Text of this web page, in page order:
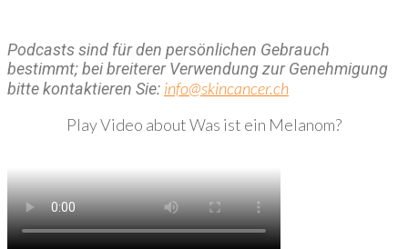
Podcasts sind für den persönlichen Gebrauch
bestimmt; bei breiterer Verwendung zur Genehmigung
bitte kontaktieren Sie: info@skincancer.ch
Play Video about Was ist ein Melanom?